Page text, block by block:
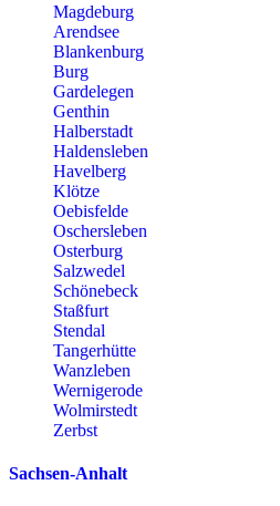
Magdeburg
Arendsee
Blankenburg
Burg
Gardelegen
Genthin
Halberstadt
Haldensleben
Havelberg
Klötze
Oebisfelde
Oschersleben
Osterburg
Salzwedel
Schönebeck
Staßfurt
Stendal
Tangerhütte
Wanzleben
Wernigerode
Wolmirstedt
Zerbst
Sachsen-Anhalt